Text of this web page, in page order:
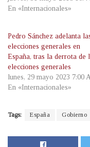
En «Internacionales»
Pedro Sánchez adelanta
elecciones generales en
España, tras la derrota de
elecciones generales
lunes, 29 mayo 2023 7:00
En «Internacionales»
Tags: España Gobierno